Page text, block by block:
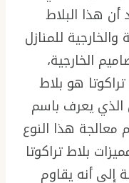
أن هذا البلاط
للمنازل
الخارجية،
هو بلاط
الذي يعرف باسم
معالجة هذا النوع
بلاط تراكوتا
إلى أنه يقاوم